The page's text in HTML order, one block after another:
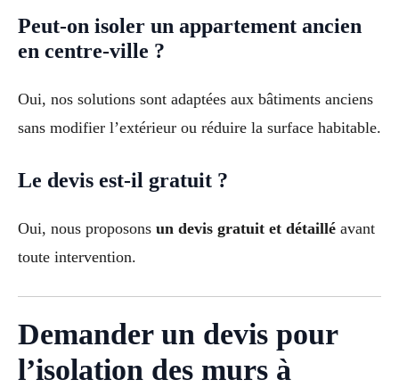
Peut-on isoler un appartement ancien
en centre-ville ?
Oui, nos solutions sont adaptées aux bâtiments anciens
sans modifier l’extérieur ou réduire la surface habitable.
Le devis est-il gratuit ?
Oui, nous proposons un devis gratuit et détaillé avant
toute intervention.
Demander un devis pour
l’isolation des murs à